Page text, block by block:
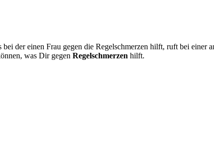
der einen Frau gegen die Regelschmerzen hilft, ruft bei einer
was Dir gegen Regelschmerzen hilft.